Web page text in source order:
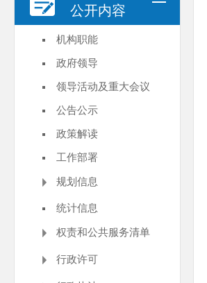
公开内容
机构职能
政府领导
领导活动及重大会议
公告公示
政策解读
工作部署
规划信息
统计信息
权责和公共服务清单
行政许可